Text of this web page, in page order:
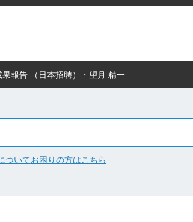
報告 （日本招聘）・望月 精一
ついてお困りの方はこちら